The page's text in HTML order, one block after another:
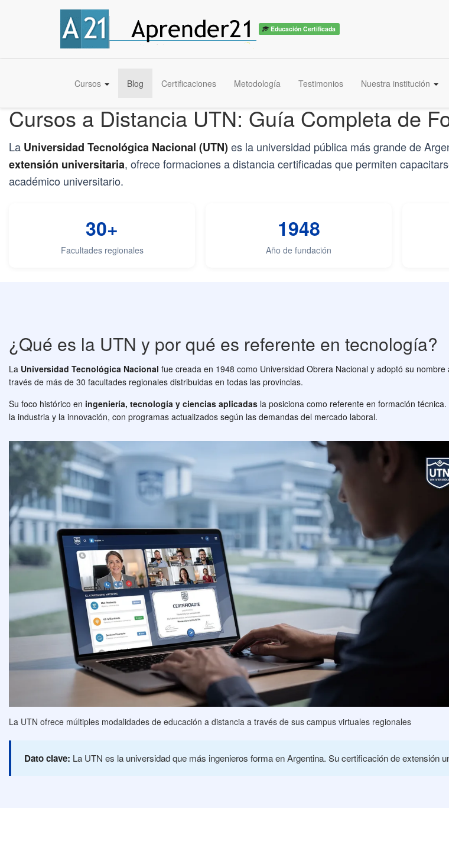
Educación Certificada
Cursos Blog Certificaciones Metodología Testimonios Nuestra institución
Cursos a Distancia UTN: Guía Completa de
La Universidad Tecnológica Nacional (UTN) es la universidad pública más grande de
extensión universitaria, ofrece formaciones a distancia certificadas que permiten
académico universitario.
30+
Facultades regionales
1948
Año de fundación
¿Qué es la UTN y por qué es referente en tecnología?
La Universidad Tecnológica Nacional fue creada en 1948 como Universidad Obrera Nacional y adoptó su
través de más de 30 facultades regionales distribuidas en todas las provincias.
Su foco histórico en ingeniería, tecnología y ciencias aplicadas la posiciona como referente en formación
la industria y la innovación, con programas actualizados según las demandas del mercado laboral.
La UTN ofrece múltiples modalidades de educación a distancia a través de sus campus virtuales regionales
Dato clave: La UTN es la universidad que más ingenieros forma en Argentina. Su certificación de